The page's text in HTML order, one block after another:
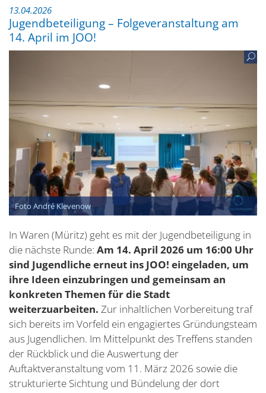
13.04.2026
Jugendbeteiligung – Folgeveranstaltung am
14. April im JOO!
Foto André Klevenow
In Waren (Müritz) geht es mit der Jugendbeteiligung in
die nächste Runde: Am 14. April 2026 um 16:00 Uhr
sind Jugendliche erneut ins JOO! eingeladen, um
ihre Ideen einzubringen und gemeinsam an
konkreten Themen für die Stadt
weiterzuarbeiten. Zur inhaltlichen Vorbereitung traf
sich bereits im Vorfeld ein engagiertes Gründungsteam
aus Jugendlichen. Im Mittelpunkt des Treffens standen
der Rückblick und die Auswertung der
Auftaktveranstaltung vom 11. März 2026 sowie die
strukturierte Sichtung und Bündelung der dort